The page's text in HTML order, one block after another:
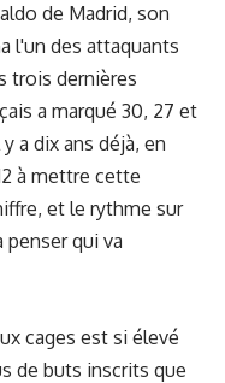
de Madrid, son
l'un des attaquants
trois dernières
a marqué 30, 27 et
a dix ans déjà, en
à mettre cette
et le rythme sur
qui va
cages est si élevé
de buts inscrits que